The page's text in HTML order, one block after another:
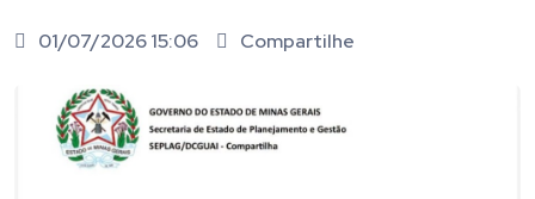
01/07/2026 15:06 Compartilhe